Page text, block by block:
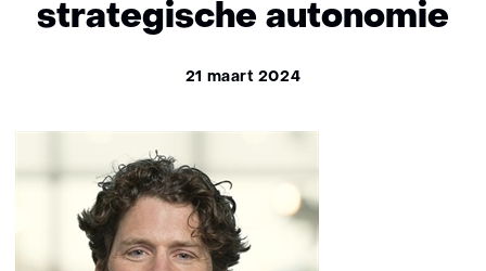
strategische autonomie
21 maart 2024